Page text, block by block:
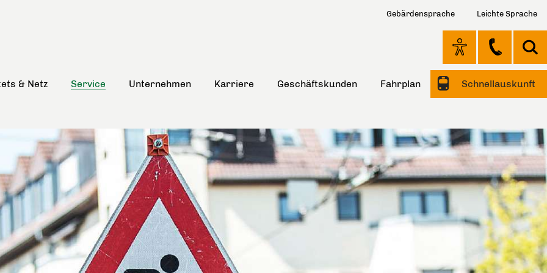
Gebärdensprache Leichte Sprache
& Netz Service Unternehmen Karriere Geschäftskunden Fahrplan Schnellauskunft